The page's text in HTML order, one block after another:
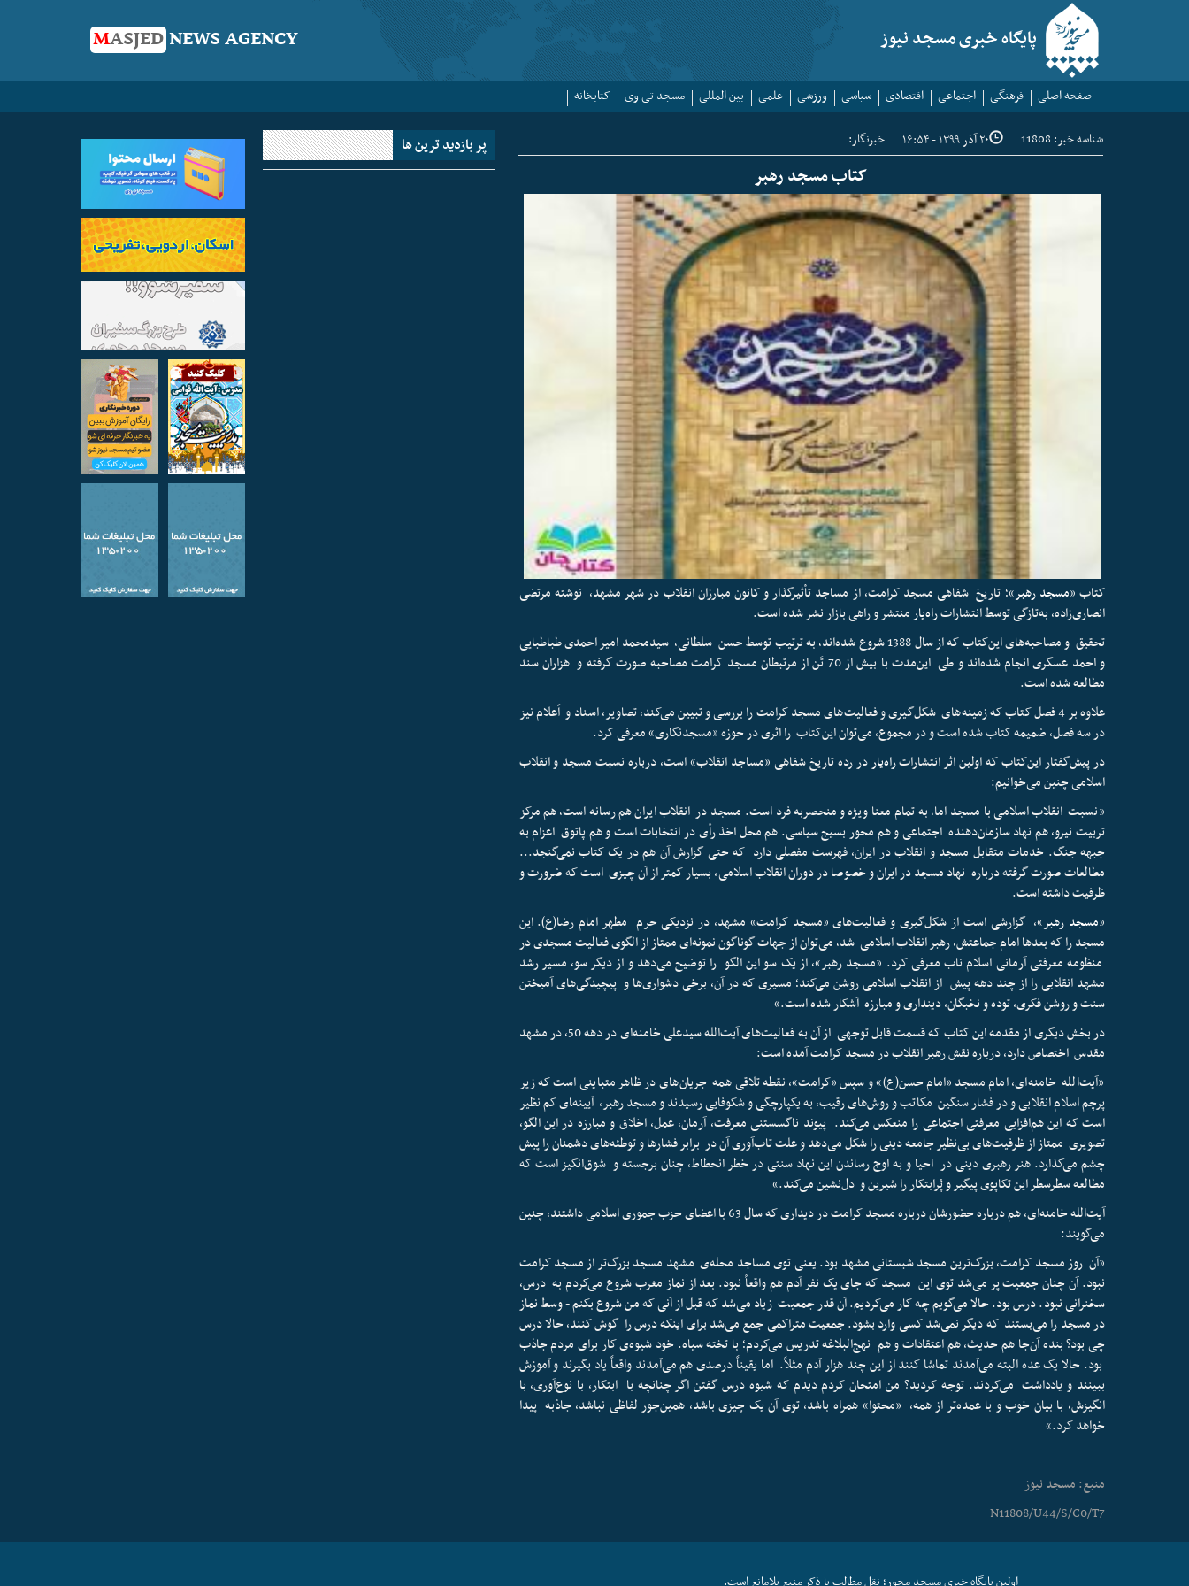
پایگاه خبری مسجد نیوز MASJEDNEWS AGENCY
صفحه اصلی فرهنگی اجتماعی اقتصادی سیاسی ورزشی علمی بین المللی مسجد تی وی کتابخانه
شناسه خبر: 11808 ۲۰ آذر ۱۳۹۹ - ۱۶:۵۴ خبرنگار:
کتاب مسجد رهبر
کتاب «مسجد رهبر»؛ تاریخ شفاهی مسجد کرامت، از مساجد تأثیرگذار و کانون مبارزان انقلاب در شهر مشهد، نوشته مرتضی
انصاری‌زاده، به‌تازگی توسط انتشاراتراه‌یارمنتشر و راهی بازار نشر شده است.
تحقیق و مصاحبه‌های این‌کتاب که از سال 1388 شروع شده‌اند، به ترتیب توسط حسن سلطانی، سیدمحمد امیر احمدی طباطبایی
و احمد عسگری انجام شده‌اند و طی این‌مدت با بیش از 70 تَن از مرتبطان مسجد کرامت مصاحبه صورت گرفته و هزاران سند
مطالعه شده است.
علاوه بر 4 فصل کتاب که زمینه‌های شکل‌گیری و فعالیت‌های مسجد کرامت را بررسی و تبیین می‌کند، تصاویر، اسناد و اَعلام نیز
در سه فصل، ضمیمه کتاب شده است و در مجموع، می‌توان این‌کتاب را اثری در حوزه «مسجدنگاری» معرفی کرد.
در پیش‌گفتار این‌کتاب که اولین اثر انتشاراتراه‌یاردر رده تاریخ شفاهی «مساجد انقلاب» است، درباره نسبت مسجد و انقلاب
اسلامی چنین می‌خوانیم:
«نسبت انقلاب اسلامی با مسجد اما، به تمام معنا ویژه و منحصربه فرد است. مسجد در انقلاب ایران هم رسانه است، هم مرکز
تربیت نیرو، هم نهاد سازمان‌دهنده اجتماعی و هم محور بسیج سیاسی. هم محل اخذ رأی در انتخابات است و هم پاتوق اعزام به
جبهه جنگ. خدمات متقابل مسجد و انقلاب در ایران، فهرست مفصلی دارد که حتی گزارش آن هم در یک کتاب نمی‌گنجد...
مطالعات صورت گرفته درباره نهاد مسجد در ایران و خصوصا در دوران انقلاب اسلامی، بسیار کمتر از آن چیزی است که ضرورت و
ظرفیت داشته است.
«مسجد رهبر»، گزارشی است از شکل‌گیری و فعالیت‌های «مسجد کرامت» مشهد، در نزدیکی حرم مطهر امام رضا(ع). این
مسجد را که بعدها امام جماعتش، رهبر انقلاب اسلامی شد، می‌توان از جهات گوناگون نمونه‌ای ممتاز از الگوی فعالیت مسجدی در
منظومه معرفتی آرمانی اسلام ناب معرفی کرد. «مسجد رهبر»، از یک سو این الگو را توضیح می‌دهد و از دیگر سو، مسیر رشد
مشهد انقلابی را از چند دهه پیش از انقلاب اسلامی روشن می‌کند؛ مسیری که در آن، برخی دشواری‌ها و پیچیدگی‌های آمیختن
سنت و روشن فکری، توده و نخبگان، دینداری و مبارزه آشکار شده است.»
در بخش دیگری از مقدمه این کتاب که قسمت قابل توجهی از آن به فعالیت‌های آیت‌الله سیدعلی خامنه‌ای در دهه 50، در مشهد
مقدس اختصاص دارد، درباره نقش رهبر انقلاب در مسجد کرامت آمده است:
«آیت‌الله خامنه‌ای، امام مسجد «امام حسن(ع)» و سپس «کرامت»، نقطه تلاقی همه جریان‌های در ظاهر متباینی است که زیر
پرچم اسلام انقلابی و در فشار سنگین مکاتب و روش‌های رقیب، به یکپارچگی و شکوفایی رسیدند و مسجد رهبر، آیینه‌‍ای کم نظیر
است که این هم‌افزایی معرفتی اجتماعی را منعکس می‌کند. پیوند ناگسستنی معرفت، آرمان، عمل، اخلاق و مبارزه در این الگو،
تصویری ممتاز از ظرفیت‌های بی‌نظیر جامعه دینی را شکل می‌دهد و علت تاب‌آوری آن در برابر فشارها و توطئه‌های دشمنان را پیش
چشم می‌گذارد. هنر رهبری دینی در احیا و به اوج رساندن این نهاد سنتی در خطر انحطاط، چنان برجسته و شوق‌انگیز است که
مطالعه سطرسطر این تکاپوی پیگیر و پُرابتکار را شیرین و دل‌نشین می‌کند.»
آیت‌الله خامنه‌ای، هم درباره حضورشان درباره مسجد کرامت در دیداری که سال 63 با اعضای حزب جموری اسلامی داشتند، چنین
می‌گویند:
«آن روز مسجد کرامت، بزرگ‌ترین مسجد شبستانی مشهد بود. یعنی توی مساجد محله‌ی مشهد مسجد بزرگ‌تر از مسجد کرامت
نبود. آن چنان جمعیت پر می‌شد توی این مسجد که جای یک نفر آدم هم واقعاً نبود. بعد از نماز مغرب شروع می‌کردم به درس،
سخنرانی نبود. درس بود. حالا می‌گویم چه کار می‌کردیم. آن قدر جمعیت زیاد می‌شد که قبل از آنی که من شروع بکنم - وسط نماز
در مسجد را می‌بستند که دیگر نمی‌شد کسی وارد بشود. جمعیت متراکمی جمع می‌شد برای اینکه درس را گوش کنند، حالا درس
چی بود؟ بنده آن‌جا هم حدیث، هم اعتقادات و هم نهج‌البلاغه تدریس می‌کردم؛ با تخته سیاه. خود شیوه‌ی کار برای مردم جاذب
بود. حالا یک عده البته می‌آمدند تماشا کنند از این چند هزار آدم مثلاً. اما یقیناً درصدی هم می‌آمدند واقعاً یاد بگیرند و آموزش
ببینند و یادداشت می‌کردند. توجه کردید؟ من امتحان کردم دیدم که شیوه درس گفتن اگر چنانچه با ابتکار، با نوع‌آوری، با
انگیزش، با بیان خوب و با عمده‌تر از همه، «محتوا» همراه باشد، توی آن یک چیزی باشد، همین‌جور لفاظی نباشد، جاذبه پیدا
خواهد کرد.»
منبع: مسجد نیوز
N11808/U44/S/C0/T7
پر بازدید ترین ها